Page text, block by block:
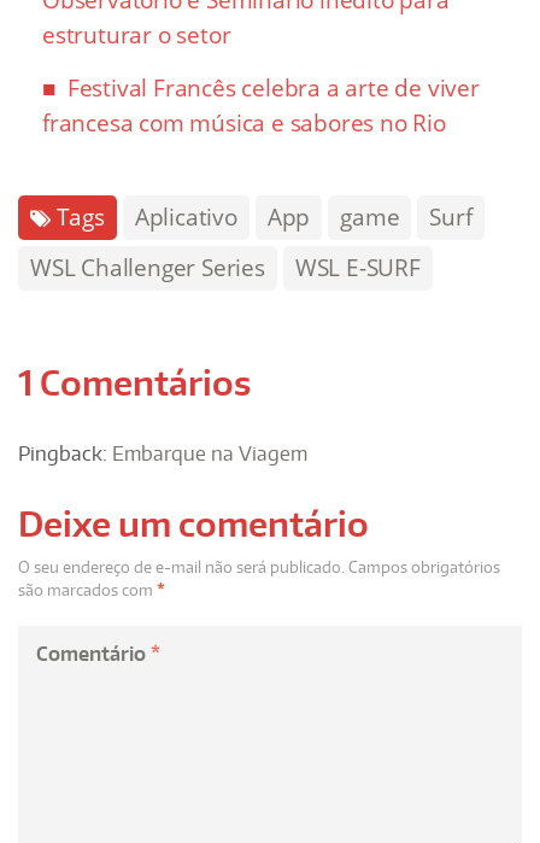
estruturar o setor
Festival Francês celebra a arte de viver
francesa com música e sabores no Rio
Tags Aplicativo App game
Surf
WSL Challenger Series
WSL E-SURF
1 Comentários
Pingback: Embarque na Viagem
Deixe um comentário
O seu endereço de e-mail não será publicado. Campos obrigatórios
são marcados com *
Comentário *